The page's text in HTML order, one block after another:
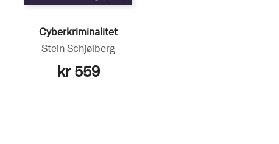
Cyberkriminalitet
Stein Schjølberg
kr 559